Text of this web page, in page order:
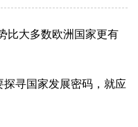
比大多数欧洲国家更有
寻国家发展密码，就应